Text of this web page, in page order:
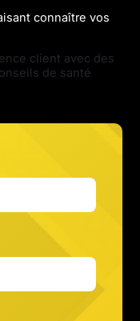
connaître vos
client avec des
de santé